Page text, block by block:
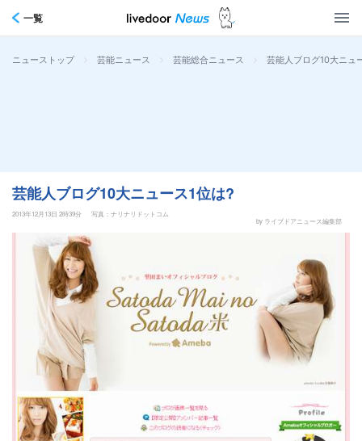
一覧
ニューストップ > 芸能ニュース > 芸能総合ニュース > 芸能人ブログ10大ニュ
芸能人ブログ10大ニュース1位は?
2013年12月13日 2時39分
写真：ナリナリドットコム
by ライブドアニュース編集部